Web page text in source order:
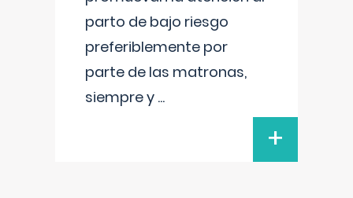
parto de bajo riesgo
preferiblemente por
parte de las matronas,
siempre y ...
+